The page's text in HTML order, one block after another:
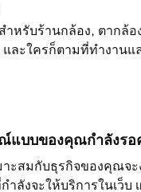
ำหรับร้านกล้อง, ตากล้อ
ละใครก็ตามที่ทำงานแ
แบบของคุณกำลังร
ะสมกับธุรกิจของคุณจะ
ลังจะให้บริการในเว็บ